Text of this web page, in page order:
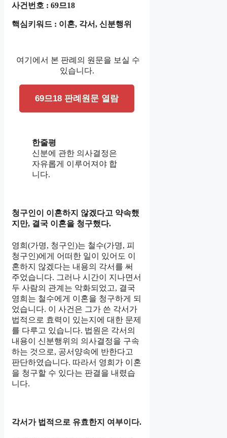
사건번호 : 69므18
핵심키워드 : 이혼, 각서, 신분행위
여기에서 본 판례의 원문을 보실 수
있습니다.
69므18 판례원문 열람
한줄평
신분에 관한 의사결정은
자유롭게 이루어져야 합
니다.
청구인이 이혼하지 않겠다고 약속했
지만, 결국 이혼을 청구했다.
영희(가명, 청구인)는 철수(가명, 피
청구인)에게 어떠한 일이 있어도 이
혼하지 않겠다는 내용의 각서를 써
주었습니다. 그러나 시간이 지나면서
두 사람의 관계는 악화되었고, 결국
영희는 철수에게 이혼을 청구하게 되
었습니다. 이 사건은 그가 쓴 각서가
법적으로 효력이 있는지에 대한 문제
를 다루고 있습니다. 법원은 각서의
내용이 신분행위의 의사결정을 구속
하는 것으로, 공서양속에 반한다고
판단하였습니다. 따라서 영희가 이혼
을 청구할 수 있다는 판결을 내렸습
니다.
각서가 법적으로 유효한지 여부이다.